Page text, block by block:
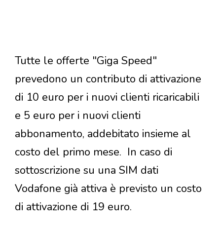
Tutte le offerte "Giga Speed"
prevedono un contributo di attivazione
di 10 euro per i nuovi clienti ricaricabili
e 5 euro per i nuovi clienti
abbonamento, addebitato insieme al
costo del primo mese. In caso di
sottoscrizione su una SIM dati
Vodafone già attiva è previsto un costo
di attivazione di 19 euro.